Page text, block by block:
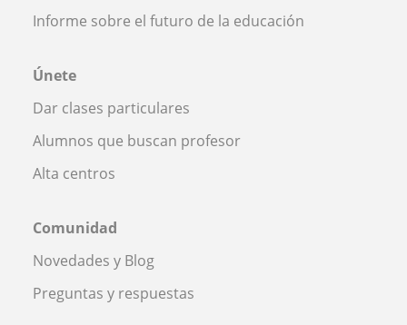
Informe sobre el futuro de la educación
Únete
Dar clases particulares
Alumnos que buscan profesor
Alta centros
Comunidad
Novedades y Blog
Preguntas y respuestas